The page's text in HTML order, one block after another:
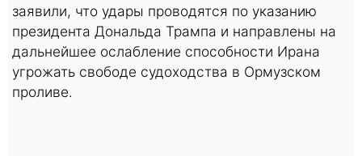
заявили, что удары проводятся по указанию
президента Дональда Трампа и направлены на
дальнейшее ослабление способности Ирана
угрожать свободе судоходства в Ормузском
проливе.